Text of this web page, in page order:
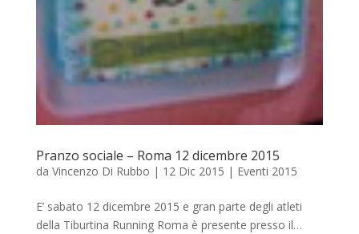
Pranzo sociale – Roma 12 dicembre 2015
da Vincenzo Di Rubbo | 12 Dic 2015 | Eventi 2015
E’ sabato 12 dicembre 2015 e gran parte degli atleti
della Tiburtina Running Roma è presente presso il…